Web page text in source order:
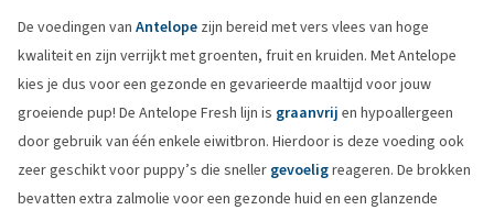
De voedingen van Antelope zijn bereid met vers vlees van hoge
kwaliteit en zijn verrijkt met groenten, fruit en kruiden. Met Antelope
kies je dus voor een gezonde en gevarieerde maaltijd voor jouw
groeiende pup! De Antelope Fresh lijn is graanvrij en hypoallergeen
door gebruik van één enkele eiwitbron. Hierdoor is deze voeding ook
zeer geschikt voor puppy’s die sneller gevoeligreageren. De brokken
bevatten extra zalmolie voor een gezonde huid en een glanzende